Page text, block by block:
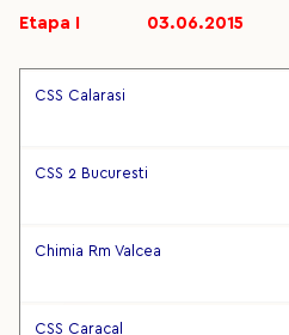
Etapa I 03.06.2015
CSS Calarasi
CSS 2 Bucuresti
Chimia Rm Valcea
CSS Caracal